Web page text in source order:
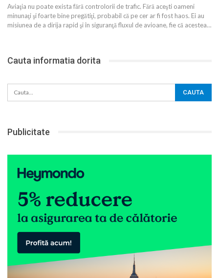
Aviaţia nu poate exista fără controlorii de trafic. Fără aceşti oameni
minunaţi şi foarte bine pregătiţi, probabil că pe cer ar fi fost haos. Ei au
misiunea de a dirija rapid şi în siguranţă fluxul de avioane, fie că acestea…
Cauta informatia dorita
Publicitate